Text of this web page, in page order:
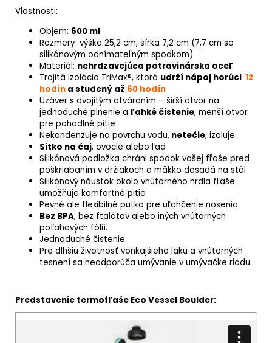
Vlastnosti:
Objem: 600 ml
Rozmery: výška 25,2 cm, šírka 7,2 cm (7,7 cm so
silikónovým odnímateľným spodkom)
Materiál: nehrdzavejúca potravinárska oceľ
Trojitá izolácia TriMax®, ktorá udrží nápoj horúci 12
hodín a studený až 60 hodín
Uzáver s dvojitým otváraním – širší otvor na
jednoduché plnenie a ľahké čistenie, menší otvor
pre pohodlné pitie
Nekondenzuje na povrchu vodu, netečie, izoluje
Sitko na čaj, ovocie alebo ľad
Silikónová podložka chráni spodok vašej fľaše pred
poškriabaním v držiakoch a mäkko dosadá na stôl
Silikónový náustok okolo vnútorného hrdla fľaše
umožňuje komfortné pitie
Pevné ale flexibilné putko pre uľahčenie nosenia
Bez BPA, bez ftalátov alebo iných vnútorných
poťahových fólií.
Jednoduché čistenie
Pre dlhšiu životnosť vonkajšieho laku a vnútorných
tesnení sa neodporúča umývanie v umývačke riadu
Predstavenie termofľaše Eco Vessel Boulder: